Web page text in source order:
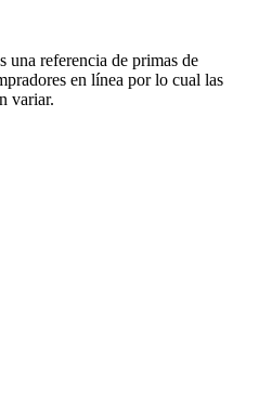
una referencia de primas de
en línea por lo cual las
variar.